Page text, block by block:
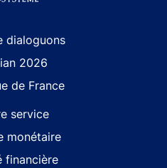
dialoguons
2026
de France
service
monétaire
financière